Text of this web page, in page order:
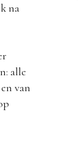
na
alle
van